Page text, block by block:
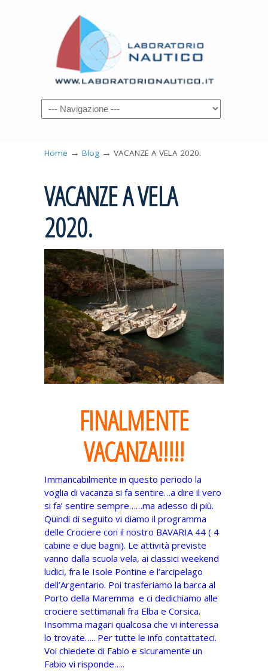
Home → Blog → VACANZE A VELA 2020.
VACANZE A VELA
2020.
FINALMENTE
VACANZA!!!!!
Immancabilmente in questo periodo la
voglia di vacanza si fa sentire…a dire il vero
si fa’ sentire sempre……ma adesso di più.
Quindi di seguito vi diamo il programma
delle Crociere con il nostro BAVARIA 44 ( 4
cabine e due bagni). Le attività previste
vanno dalla scuola vela, ai classici weekend
ludici, fra le Isole Pontine e l’arcipelago
dell’Argentario. Poi trasferiamo la barca al
Porto della Maremma e ci dedichiamo alle
crociere settimanali fra Elba e Corsica.
Insomma magari qualcosa che vi interessa
lo trovate….. Per tutte le info contattateci.
Voi chiedete di Fabio e sicuramente un
Fabio vi risponde…..